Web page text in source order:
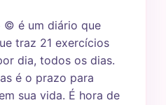
© é um diário que
traz 21 exercícios
dia, todos os dias.
é o prazo para
sua vida. É hora de